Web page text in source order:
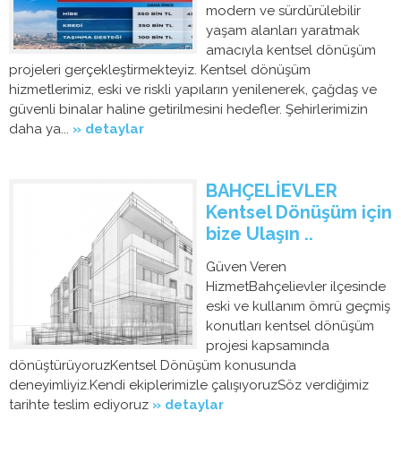
modern ve sürdürülebilir
yaşam alanları yaratmak
amacıyla kentsel dönüşüm
projeleri gerçekleştirmekteyiz. Kentsel dönüşüm
hizmetlerimiz, eski ve riskli yapıların yenilenerek, çağdaş ve
güvenli binalar haline getirilmesini hedefler. Şehirlerimizin
daha ya... » detaylar
BAHÇELİEVLER
Kentsel Dönüşüm için
bize Ulaşın ..
Güven Veren
HizmetBahçelievler ilçesinde
eski ve kullanım ömrü geçmiş
konutları kentsel dönüşüm
projesi kapsamında
dönüştürüyoruzKentsel Dönüşüm konusunda
deneyimliyiz.Kendi ekiplerimizle çalışıyoruzSöz verdiğimiz
tarihte teslim ediyoruz » detaylar